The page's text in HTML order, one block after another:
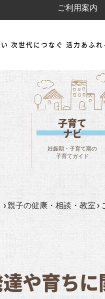
ご利用案内
次世代につなぐ 活力あふれ
子育て
ナビ
妊娠期・子育て期の
子育てガイド
› 親子の健康・相談・教室 ›
や育ち